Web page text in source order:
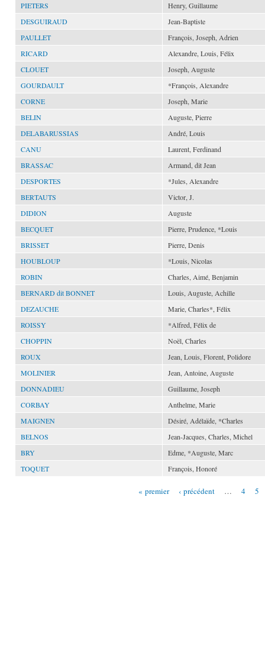
PIETERS
Henry, Guillaume
DESGUIRAUD
Jean-Baptiste
PAULLET
François, Joseph, Adrien
RICARD
Alexandre, Louis, Félix
CLOUET
Joseph, Auguste
GOURDAULT
*François, Alexandre
CORNE
Joseph, Marie
BELIN
Auguste, Pierre
DELABARUSSIAS
André, Louis
CANU
Laurent, Ferdinand
BRASSAC
Armand, dit Jean
DESPORTES
*Jules, Alexandre
BERTAUTS
Victor, J.
DIDION
Auguste
BECQUET
Pierre, Prudence, *Louis
BRISSET
Pierre, Denis
HOUBLOUP
*Louis, Nicolas
ROBIN
Charles, Aimé, Benjamin
BERNARD dit BONNET
Louis, Auguste, Achille
DEZAUCHE
Marie, Charles*, Félix
ROISSY
*Alfred, Félix de
CHOPPIN
Noël, Charles
ROUX
Jean, Louis, Florent, Polidore
MOLINIER
Jean, Antoine, Auguste
DONNADIEU
Guillaume, Joseph
CORBAY
Anthelme, Marie
MAIGNEN
Désiré, Adélaïde, *Charles
BELNOS
Jean-Jacques, Charles, Michel
BRY
Edme, *Auguste, Marc
TOQUET
François, Honoré
« premier ‹ précédent … 4 5